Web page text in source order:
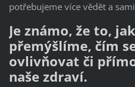
potřebujeme více vědět a
Je známo, že to,
přemýšlíme, čím
ovlivňovat či
naše zdraví.